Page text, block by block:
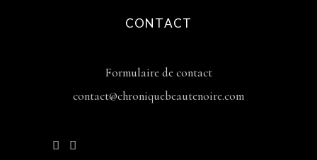
CONTACT
Formulaire de contact
contact@chroniquebeautenoire.com